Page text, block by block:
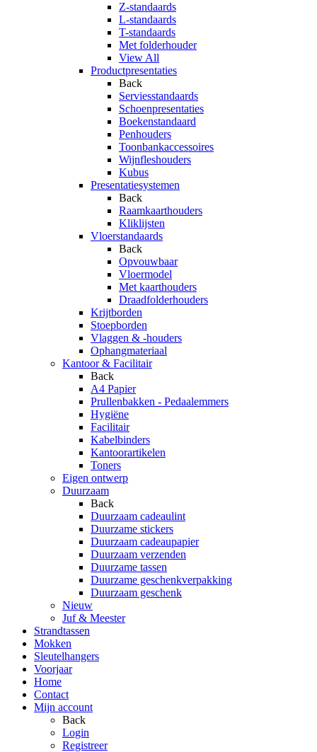
Z-standaards
L-standaards
T-standaards
Met folderhouder
View All
Productpresentaties
Back
Serviesstandaards
Schoenpresentaties
Boekenstandaard
Penhouders
Toonbankaccessoires
Wijnfleshouders
Kubus
Presentatiesystemen
Back
Raamkaarthouders
Kliklijsten
Vloerstandaards
Back
Opvouwbaar
Vloermodel
Met kaarthouders
Draadfolderhouders
Krijtborden
Stoepborden
Vlaggen & -houders
Ophangmateriaal
Kantoor & Facilitair
Back
A4 Papier
Prullenbakken - Pedaalemmers
Hygiëne
Facilitair
Kabelbinders
Kantoorartikelen
Toners
Eigen ontwerp
Duurzaam
Back
Duurzaam cadeaulint
Duurzame stickers
Duurzaam cadeaupapier
Duurzaam verzenden
Duurzame tassen
Duurzame geschenkverpakking
Duurzaam geschenk
Nieuw
Juf & Meester
Strandtassen
Mokken
Sleutelhangers
Voorjaar
Home
Contact
Mijn account
Back
Login
Registreer